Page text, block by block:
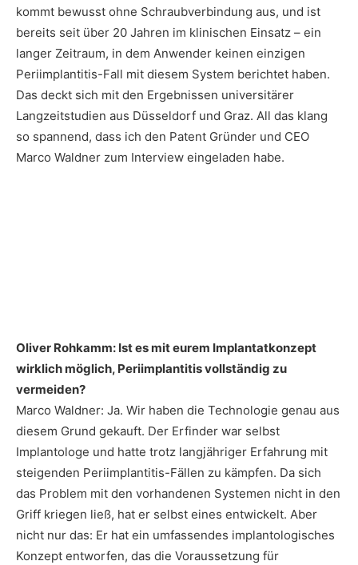
kommt bewusst ohne Schraubverbindung aus, und ist
bereits seit über 20 Jahren im klinischen Einsatz – ein
langer Zeitraum, in dem Anwender keinen einzigen
Periimplantitis-Fall mit diesem System berichtet haben.
Das deckt sich mit den Ergebnissen universitärer
Langzeitstudien aus Düsseldorf und Graz. All das klang
so spannend, dass ich den Patent Gründer und CEO
Marco Waldner zum Interview eingeladen habe.
Oliver Rohkamm: Ist es mit eurem Implantatkonzept
wirklich möglich, Periimplantitis vollständig zu
vermeiden?
Marco Waldner: Ja. Wir haben die Technologie genau aus
diesem Grund gekauft. Der Erfinder war selbst
Implantologe und hatte trotz langjähriger Erfahrung mit
steigenden Periimplantitis-Fällen zu kämpfen. Da sich
das Problem mit den vorhandenen Systemen nicht in den
Griff kriegen ließ, hat er selbst eines entwickelt. Aber
nicht nur das: Er hat ein umfassendes implantologisches
Konzept entworfen, das die Voraussetzung für